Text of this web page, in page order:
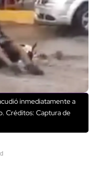
inmediatamente a
Créditos: Captura de